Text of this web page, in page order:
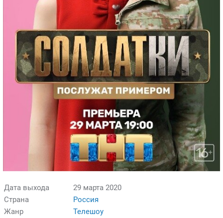
Дата выхода
29 марта 2020
Страна
Россия
Жанр
Телешоу